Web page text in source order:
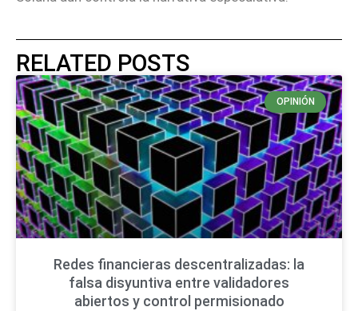
RELATED POSTS
OPINIÓN
Redes financieras descentralizadas: la
falsa disyuntiva entre validadores
abiertos y control permisionado